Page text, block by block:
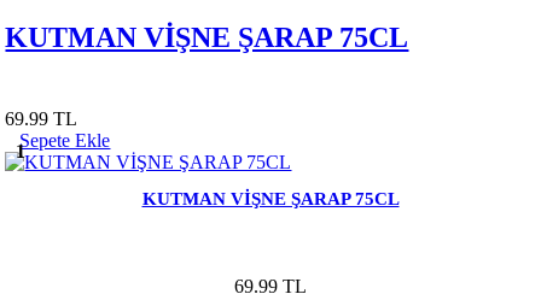
KUTMAN VİŞNE ŞARAP 75CL
69.99 TL
1
Sepete Ekle
KUTMAN VİŞNE ŞARAP 75CL
69.99 TL